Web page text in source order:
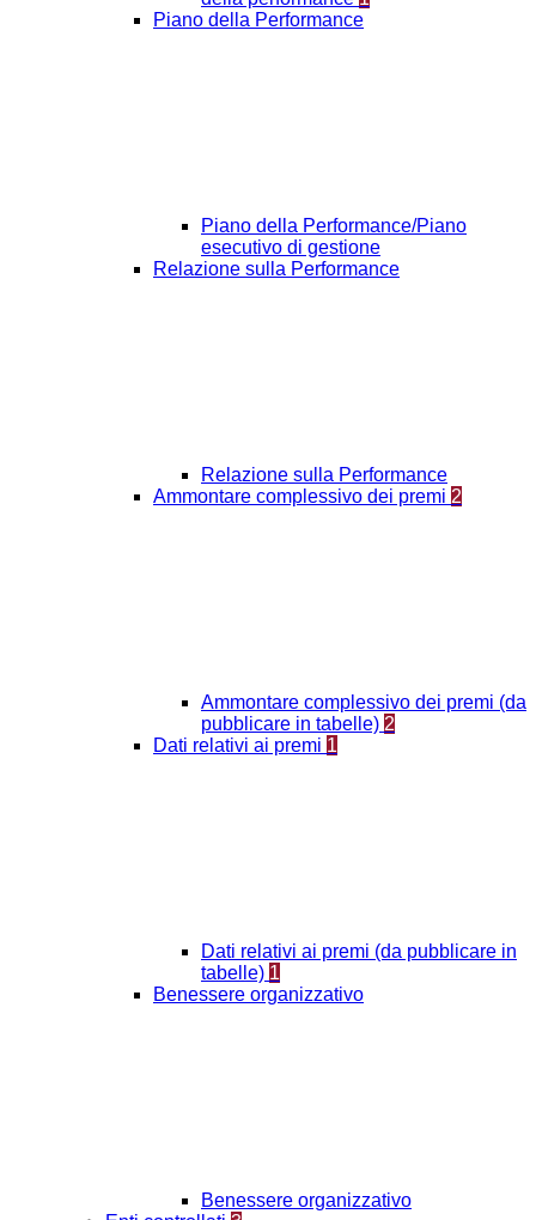
Piano della Performance
Piano della Performance/Piano
esecutivo di gestione
Relazione sulla Performance
Relazione sulla Performance
Ammontare complessivo dei premi 2
Ammontare complessivo dei premi (da
pubblicare in tabelle) 2
Dati relativi ai premi 1
Dati relativi ai premi (da pubblicare in
tabelle) 1
Benessere organizzativo
Benessere organizzativo